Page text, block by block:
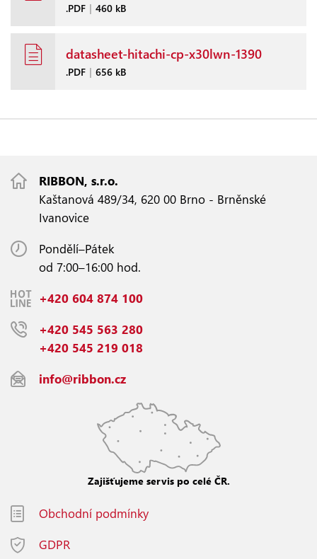
.PDF | 460 kB
datasheet-hitachi-cp-x30lwn-1390
.PDF | 656 kB
RIBBON, s.r.o.
Kaštanová 489/34, 620 00 Brno - Brněnské
Ivanovice
Pondělí–Pátek
od 7:00–16:00 hod.
+420 604 874 100
+420 545 563 280
+420 545 219 018
info@ribbon.cz
Zajišťujeme servis po celé ČR.
Obchodní podmínky
GDPR